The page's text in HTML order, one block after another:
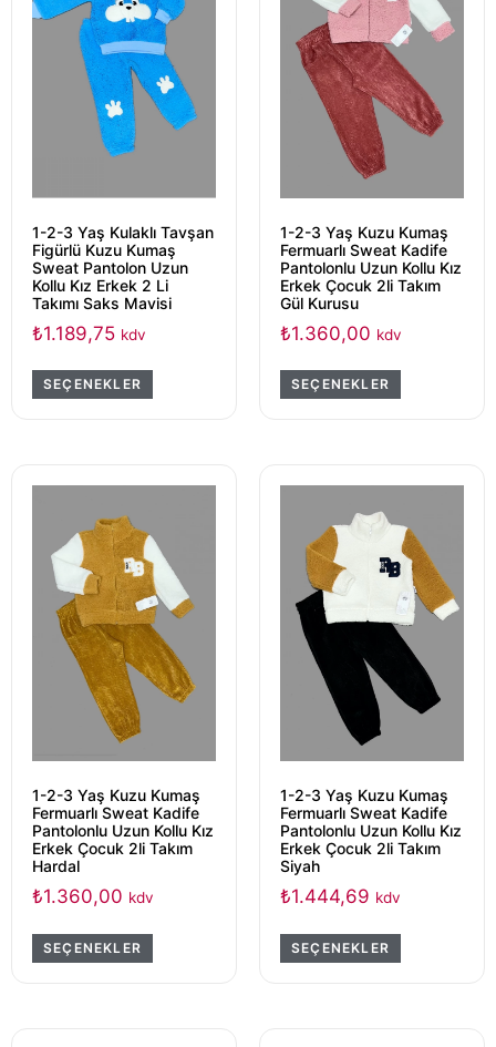
1-2-3 Yaş Kulaklı Tavşan
Figürlü Kuzu Kumaş
Sweat Pantolon Uzun
Kollu Kız Erkek 2 Li
Takımı Saks Mavisi
₺1.189,75 kdv
SEÇENEKLER
1-2-3 Yaş Kuzu Kumaş
Fermuarlı Sweat Kadife
Pantolonlu Uzun Kollu Kız
Erkek Çocuk 2li Takım
Gül Kurusu
₺1.360,00 kdv
SEÇENEKLER
1-2-3 Yaş Kuzu Kumaş
Fermuarlı Sweat Kadife
Pantolonlu Uzun Kollu Kız
Erkek Çocuk 2li Takım
Hardal
₺1.360,00 kdv
SEÇENEKLER
1-2-3 Yaş Kuzu Kumaş
Fermuarlı Sweat Kadife
Pantolonlu Uzun Kollu Kız
Erkek Çocuk 2li Takım
Siyah
₺1.444,69 kdv
SEÇENEKLER